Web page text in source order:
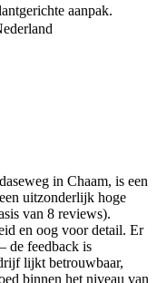
aanpak.
in Chaam, is een
uitzonderlijk hoge
van 8 reviews).
en oog voor detail. Er
de feedback is
lijkt betrouwbaar,
binnen het niveau van